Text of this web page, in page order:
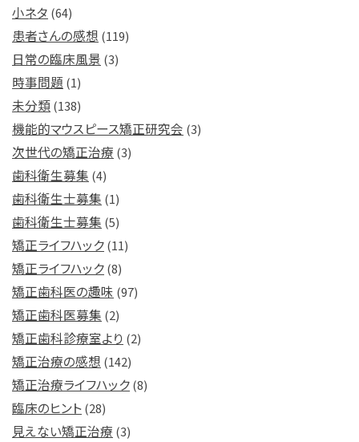
小ネタ (64)
患者さんの感想 (119)
日常の臨床風景 (3)
時事問題 (1)
未分類(138)
機能的マウスピース矯正研究会 (3)
次世代の矯正治療 (3)
歯科衛生募集 (4)
歯科衛生士募集 (1)
歯科衛生士募集 (5)
矯正ライフハック(11)
矯正ライフハック(8)
矯正歯科医の趣味 (97)
矯正歯科医募集 (2)
矯正歯科診療室より (2)
矯正治療の感想 (142)
矯正治療ライフハック(8)
臨床のヒント(28)
見えない矯正治療 (3)